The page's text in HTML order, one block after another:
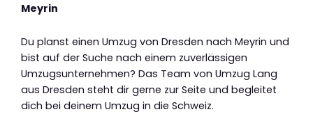
Meyrin
Du planst einen Umzug von Dresden nach Meyrin und
bist auf der Suche nach einem zuverlässigen
Umzugsunternehmen? Das Team von Umzug Lang
aus Dresden steht dir gerne zur Seite und begleitet
dich bei deinem Umzug in die Schweiz.